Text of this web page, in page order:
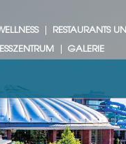
RESTAURANTS
GALERIE